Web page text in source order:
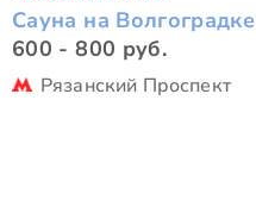
Сауна на Волгоградке
600 - 800 руб.
Рязанский Проспект